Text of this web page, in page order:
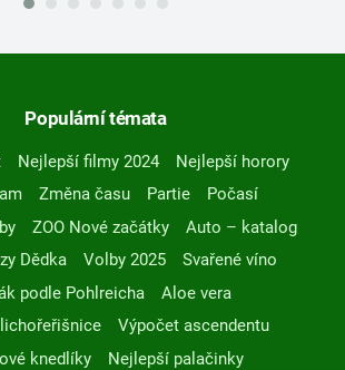
Populární témata
Nejlepší filmy 2024
Nejlepší horory
Změna času Partie
Počasí
ZOO Nové začátky
Auto – katalog
Dědka
Volby 2025
Svařené víno
podle Pohlreicha
Aloe vera
Výpočet ascendentu
knedlíky
Nejlepší palačinky